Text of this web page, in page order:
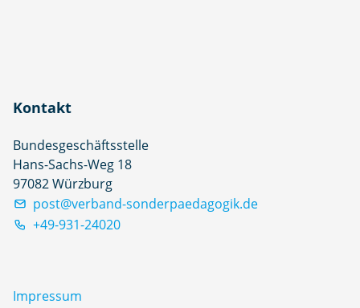
Kontakt
Bundesgeschäftsstelle
Hans-Sachs-Weg 18
97082 Würzburg
post@verband-sonderpaedagogik.de
+49-931-24020
Impressum